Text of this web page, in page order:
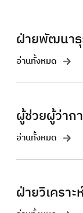
ฝ่ายพัฒนา
อ่านทั้งหมด
ผู้ช่วยผู้ว่าก
อ่านทั้งหมด
ฝ่ายวิเครา